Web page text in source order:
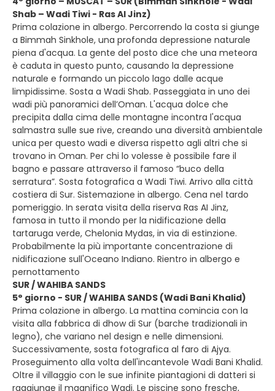
Shab – Wadi Tiwi - Ras Al Jinz)
Prima colazione in albergo. Percorrendo la costa si giunge
a Bimmah Sinkhole, una profonda depressione naturale
piena d'acqua. La gente del posto dice che una meteora
è caduta in questo punto, causando la depressione
naturale e formando un piccolo lago dalle acque
limpidissime. Sosta a Wadi Shab. Passeggiata in uno dei
wadi più panoramici dell’Oman. L'acqua dolce che
precipita dalla cima delle montagne incontra l'acqua
salmastra sulle sue rive, creando una diversità ambientale
unica per questo wadi e diversa rispetto agli altri che si
trovano in Oman. Per chi lo volesse è possibile fare il
bagno e passare attraverso il famoso “buco della
serratura”. Sosta fotografica a Wadi Tiwi. Arrivo alla città
costiera di Sur. Sistemazione in albergo. Cena nel tardo
pomeriggio. In serata visita della riserva Ras AI Jinz,
famosa in tutto il mondo per la nidificazione della
tartaruga verde, Chelonia Mydas, in via di estinzione.
Probabilmente la più importante concentrazione di
nidificazione sull'Oceano Indiano. Rientro in albergo e
pernottamento
SUR / WAHIBA SANDS
5° giorno - SUR / WAHIBA SANDS (Wadi Bani Khalid)
Prima colazione in albergo. La mattina comincia con la
visita alla fabbrica di dhow di Sur (barche tradizionali in
legno), che variano nel design e nelle dimensioni.
Successivamente, sosta fotografica al faro di Ajya.
Proseguimento alla volta dell'incantevole Wadi Bani Khalid.
Oltre il villaggio con le sue infinite piantagioni di datteri si
raggiunge il magnifico Wadi. Le piscine sono fresche,